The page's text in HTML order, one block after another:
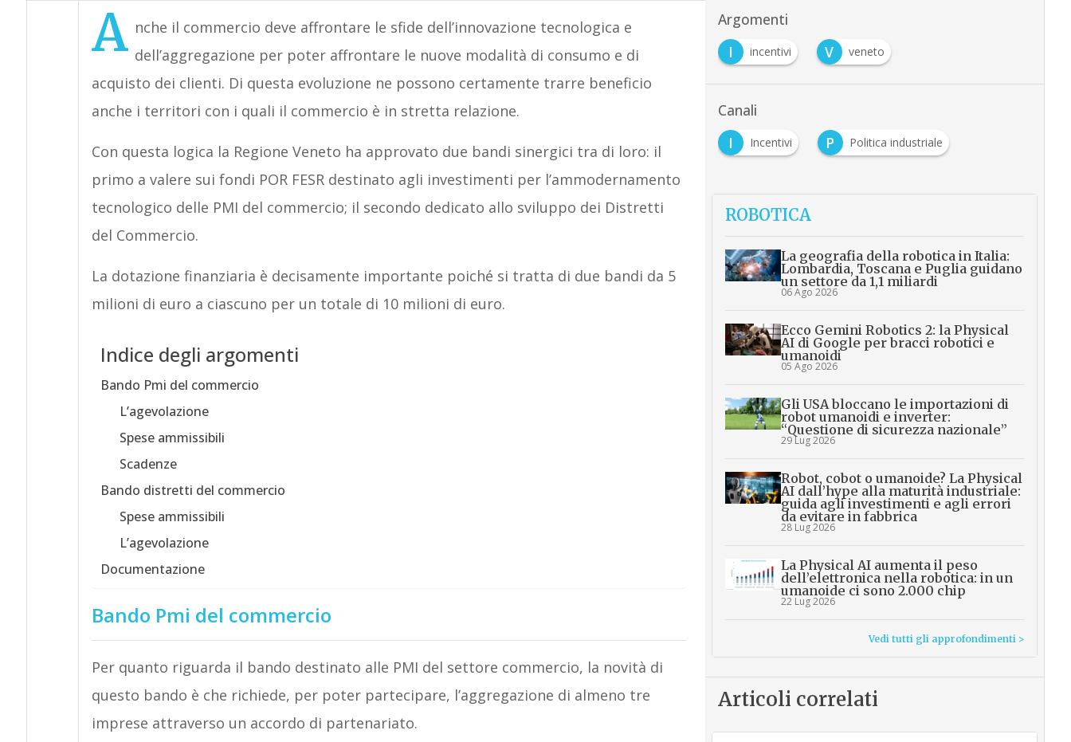
A nche il commercio deve affrontare le sfide dell’innovazione tecnologica e
dell’aggregazione per poter affrontare le nuove modalità di consumo e di
acquisto dei clienti. Di questa evoluzione ne possono certamente trarre beneficio
anche i territori con i quali il commercio è in stretta relazione.
Con questa logica la Regione Veneto ha approvato due bandi sinergici tra di loro: il
primo a valere sui fondi POR FESR destinato agli investimenti per l’ammodernamento
tecnologico delle PMI del commercio; il secondo dedicato allo sviluppo dei Distretti
del Commercio.
La dotazione finanziaria è decisamente importante poiché si tratta di due bandi da 5
milioni di euro a ciascuno per un totale di 10 milioni di euro.
Indice degli argomenti
Bando Pmi del commercio
L’agevolazione
Spese ammissibili
Scadenze
Bando distretti del commercio
Spese ammissibili
L’agevolazione
Documentazione
Bando Pmi del commercio
Per quanto riguarda il bando destinato alle PMI del settore commercio, la novità di
questo bando è che richiede, per poter partecipare, l’aggregazione di almeno tre
imprese attraverso un accordo di partenariato.
Argomenti
I
incentivi V veneto
Canali
I
Incentivi P Politica industriale
ROBOTICA
La geografia della robotica in Italia:
Lombardia, Toscana e Puglia guidano
un settore da 1,1 miliardi
06 Ago 2026
Ecco Gemini Robotics 2: la Physical
AI di Google per bracci robotici e
umanoidi
05 Ago 2026
Gli USA bloccano le importazioni di
robot umanoidi e inverter:
“Questione di sicurezza nazionale”
29 Lug 2026
Robot, cobot o umanoide? La Physical
AI dall’hype alla maturità industriale:
guida agli investimenti e agli errori
da evitare in fabbrica
28 Lug 2026
La Physical AI aumenta il peso
dell’elettronica nella robotica: in un
umanoide ci sono 2.000 chip
22 Lug 2026
Vedi tutti gli approfondimenti >
Articoli correlati